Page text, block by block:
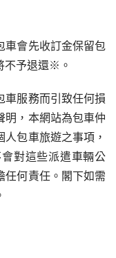
車會先收訂金保留包
不予退還※。
車服務而引致任何損
明，本網站為包車仲
包車旅遊之事項，
對這些派遣車輛公
任何責任。閣下如需